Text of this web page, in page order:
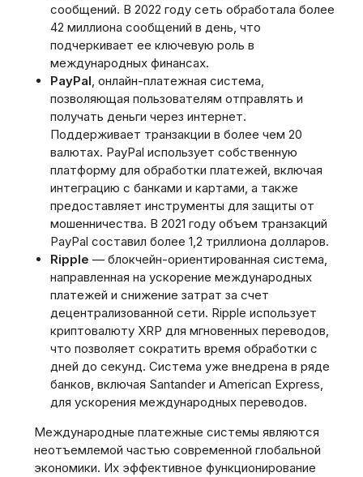
сообщений. В 2022 году сеть обработала более
42 миллиона сообщений в день, что
подчеркивает ее ключевую роль в
международных финансах.
PayPal, онлайн-платежная система,
позволяющая пользователям отправлять и
получать деньги через интернет.
Поддерживает транзакции в более чем 20
валютах. PayPal использует собственную
платформу для обработки платежей, включая
интеграцию с банками и картами, а также
предоставляет инструменты для защиты от
мошенничества. В 2021 году объем транзакций
PayPal составил более 1,2 триллиона долларов.
Ripple — блокчейн-ориентированная система,
направленная на ускорение международных
платежей и снижение затрат за счет
децентрализованной сети. Ripple использует
криптовалюту XRP для мгновенных переводов,
что позволяет сократить время обработки с
дней до секунд. Система уже внедрена в ряде
банков, включая Santander и American Express,
для ускорения международных переводов.
Международные платежные системы являются
неотъемлемой частью современной глобальной
экономики. Их эффективное функционирование